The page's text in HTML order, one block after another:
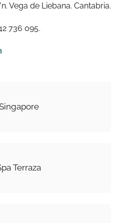
Vega de Liebana. Cantabria.
736 095.
Terraza